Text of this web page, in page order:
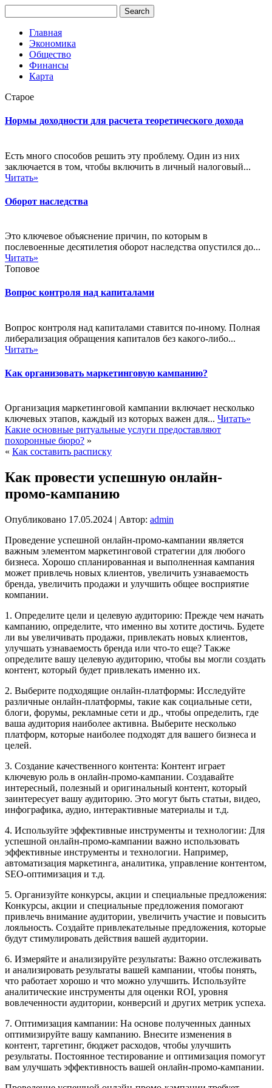
Главная
Экономика
Общество
Финансы
Карта
Старое
Нормы доходности для расчета теоретического дохода
Есть много способов решить эту проблему. Один из них
заключается в том, чтобы включить в личный налоговый...
Читать»
Оборот наследства
Это ключевое объяснение причин, по которым в
послевоенные десятилетия оборот наследства опустился до...
Читать»
Топовое
Вопрос контроля над капиталами
Вопрос контроля над капиталами ставится по-иному. Полная
либерализация обращения капиталов без какого-либо...
Читать»
Как организовать маркетинговую кампанию?
Организация маркетинговой кампании включает несколько
ключевых этапов, каждый из которых важен для... Читать»
Какие основные ритуальные услуги предоставляют
похоронные бюро? »
« Как составить расписку
Как провести успешную онлайн-
промо-кампанию
Опубликовано 17.05.2024 | Автор: admin
Проведение успешной онлайн-промо-кампании является
важным элементом маркетинговой стратегии для любого
бизнеса. Хорошо спланированная и выполненная кампания
может привлечь новых клиентов, увеличить узнаваемость
бренда, увеличить продажи и улучшить общее восприятие
компании.
1. Определите цели и целевую аудиторию: Прежде чем начать
кампанию, определите, что именно вы хотите достичь. Будете
ли вы увеличивать продажи, привлекать новых клиентов,
улучшать узнаваемость бренда или что-то еще? Также
определите вашу целевую аудиторию, чтобы вы могли создать
контент, который будет привлекать именно их.
2. Выберите подходящие онлайн-платформы: Исследуйте
различные онлайн-платформы, такие как социальные сети,
блоги, форумы, рекламные сети и др., чтобы определить, где
ваша аудитория наиболее активна. Выберите несколько
платформ, которые наиболее подходят для вашего бизнеса и
целей.
3. Создание качественного контента: Контент играет
ключевую роль в онлайн-промо-кампании. Создавайте
интересный, полезный и оригинальный контент, который
заинтересует вашу аудиторию. Это могут быть статьи, видео,
инфографика, аудио, интерактивные материалы и т.д.
4. Используйте эффективные инструменты и технологии: Для
успешной онлайн-промо-кампании важно использовать
эффективные инструменты и технологии. Например,
автоматизация маркетинга, аналитика, управление контентом,
SEO-оптимизация и т.д.
5. Организуйте конкурсы, акции и специальные предложения:
Конкурсы, акции и специальные предложения помогают
привлечь внимание аудитории, увеличить участие и повысить
лояльность. Создайте привлекательные предложения, которые
будут стимулировать действия вашей аудитории.
6. Измеряйте и анализируйте результаты: Важно отслеживать
и анализировать результаты вашей кампании, чтобы понять,
что работает хорошо и что можно улучшить. Используйте
аналитические инструменты для оценки ROI, уровня
вовлеченности аудитории, конверсий и других метрик успеха.
7. Оптимизация кампании: На основе полученных данных
оптимизируйте вашу кампанию. Внесите изменения в
контент, таргетинг, бюджет расходов, чтобы улучшить
результаты. Постоянное тестирование и оптимизация помогут
вам улучшать эффективность вашей онлайн-промо-кампании.